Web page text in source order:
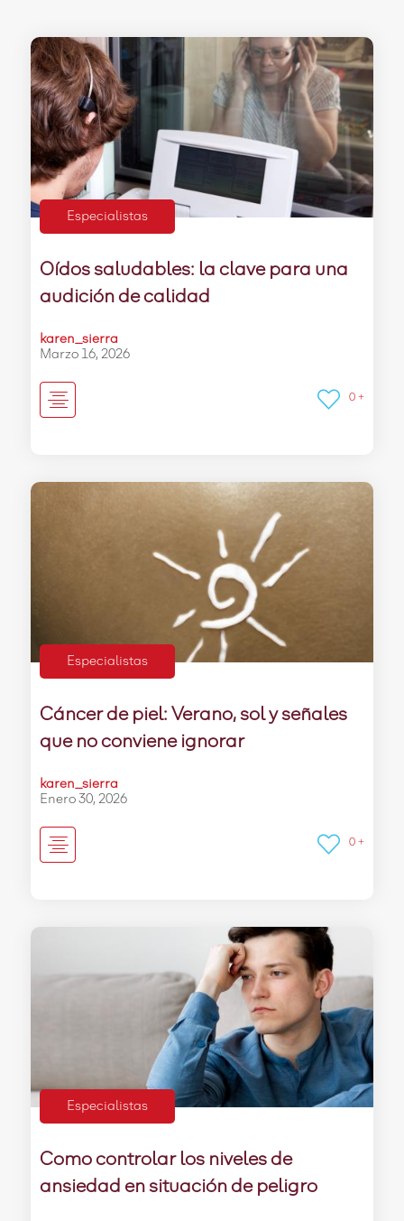
Especialistas
Oídos saludables: la clave para una
audición de calidad
karen_sierra
Marzo 16, 2026
0 +
Especialistas
Cáncer de piel: Verano, sol y señales
que no conviene ignorar
karen_sierra
Enero 30, 2026
0 +
Especialistas
Como controlar los niveles de
ansiedad en situación de peligro